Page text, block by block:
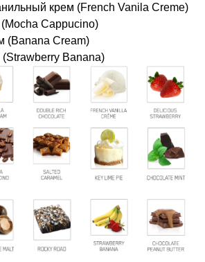
крем (French Vanila Creme)
(Mocha Cappucino)
(Banana Cream)
(Strawberry Banana)